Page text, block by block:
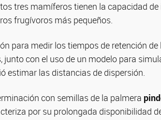
tres mamíferos tienen la capacidad de
frugívoros más pequeños.
para medir los tiempos de retención
con el uso de un modelo para
estimar las distancias de dispersión.
con semillas de la palmera
por su prolongada disponibilidad